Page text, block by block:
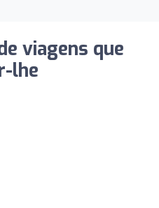
viagens que
lhe